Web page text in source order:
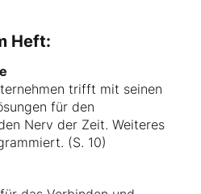
Heft:
trifft mit seinen
für den
Nerv der Zeit. Weiteres
(S. 10)